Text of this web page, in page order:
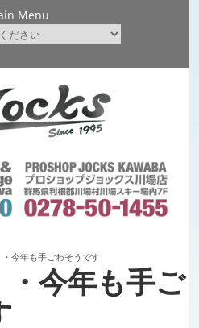
Menu
・今年も手ごわそうです
今年も手ご